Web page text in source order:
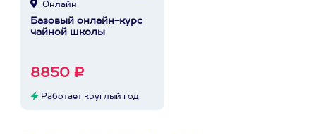
Онлайн
Базовый онлайн-курс
чайной школы
8850 ₽
Работает круглый год